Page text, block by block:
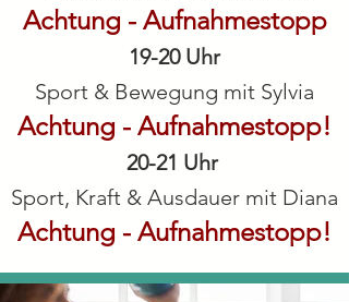
Achtung - Aufnahmestopp
19-20 Uhr
Sport & Bewegung mit Sylvia
Achtung - Aufnahmestopp!
20-21 Uhr
Sport, Kraft & Ausdauer mit Diana
Achtung - Aufnahmestopp!